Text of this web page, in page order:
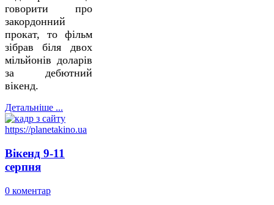
говорити про
закордонний
прокат, то фільм
зібрав біля двох
мільйонів доларів
за дебютний
вікенд.
Детальніше ...
Вікенд 9-11
серпня
0 коментар